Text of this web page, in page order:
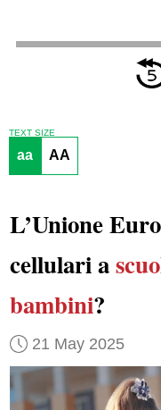
TEXT SIZE
aa AA
L’Unione
cellulari a
bambini?
21 May 2025